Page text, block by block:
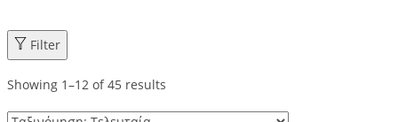
Filter
Showing 1–12 of 45 results